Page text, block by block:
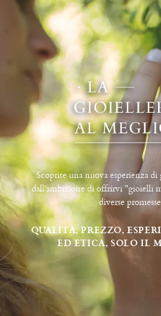
Scoprite una nuova esperienza
dall’ambizione di offrirvi "gioielli
diverse
QUALITÀ, PREZZO,
ED ETICA, SOLO IL